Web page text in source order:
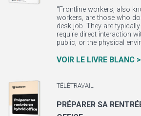
"Frontline workers, also
workers, are those who
desk job. They are
require direct interaction
public, or the physical
VOIR LE LIVRE BLANC >
TÉLÉTRAVAIL
PRÉPARER SA